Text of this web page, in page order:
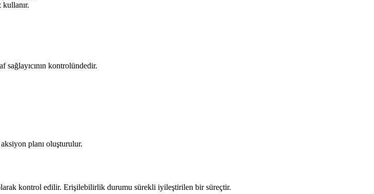
kontrolündedir.
planı oluşturulur.
kontrol edilir. Erişilebilirlik durumu sürekli iyileştirilen bir süreçtir.